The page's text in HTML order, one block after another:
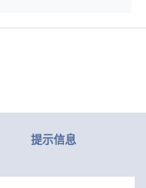
片
播幻灯片
提示信息